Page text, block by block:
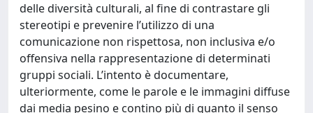
delle diversità culturali, al fine di contrastare gli
stereotipi e prevenire l’utilizzo di una
comunicazione non rispettosa, non inclusiva e/o
offensiva nella rappresentazione di determinati
gruppi sociali. L’intento è documentare,
ulteriormente, come le parole e le immagini diffuse
dai media pesino e contino più di quanto il senso